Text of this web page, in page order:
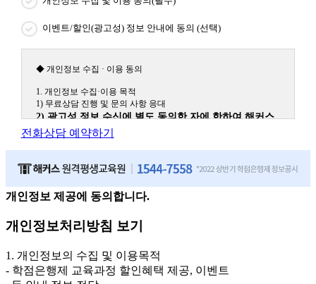
이벤트/할인(광고성) 정보 안내에 동의 (선택)
◆ 개인정보 수집 · 이용 동의
1. 개인정보 수집·이용 목적
1) 무료상담 진행 및 문의 사항 응대
2) 광고성 정보 수신에 별도 동의한 자에 한하여 해커스
원격평생교육원을 비롯한 해커스 교육그룹의 새로운 서
(해커스교육그룹: 해커스인강, 해커스프랩, 해커스톡, 해커스중국
원, 해커스경찰, 해커스소방, 해커스공인중개사, 해커스주택관리
사, 해커스편입 등)
2. 개인정보 수집·이용 항목: 이름, 휴대폰번호
3. 개인정보 보유/이용 기간: 법령상 정하는 경우를 제외
하고는 회원탈퇴 시까지 이용 및 보관합니다. 단, 비회원
이거나 상담 시로부터 3년 이내 탈퇴하는 자의 경우, 소
전화상담 예약하기
개인정보 제공에 동의합니다.
개인정보처리방침 보기
1. 개인정보의 수집 및 이용목적
- 학점은행제 교육과정 할인혜택 제공, 이벤트